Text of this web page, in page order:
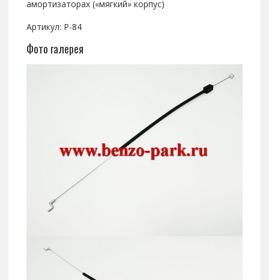
амортизаторах («мягкий» корпус)
Артикул: P-84
Фото галерея